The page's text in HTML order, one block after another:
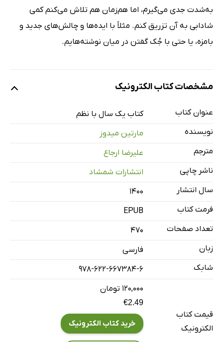
به‌شدت جدی می‌گیرم، اما هم‌زمان هم تلاش می‌کنم کمی
شادابی به آن تزریق کنم. مثلاً با ایده‌ها و چالش‌های جدید و
بامزه، یا حتی با جُک گفتن در میان نوشته‌هایم.
مشخصات کتاب الکترونیک
عنوان کتاب
کتاب یک سال با نظم
نویسنده
مارتین میدوز
مترجم
علیرضا ارجاع
ناشر چاپی
انتشارات شمشاد
سال انتشار
۱۴۰۰
فرمت کتاب
EPUB
تعداد صفحات
470
زبان
فارسی
شابک
978-622-667384-6
قیمت کتاب
الکترونیک
۱۲۰,۰۰۰ تومان
€2.49
خرید کتاب الکترونیک